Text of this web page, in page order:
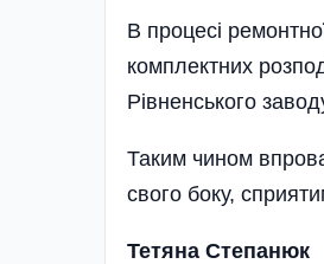
В процесі
комплектних
Рівненського
Таким чином
свого боку,
Тетяна Степанюк